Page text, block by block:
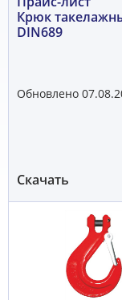
Крюк
DIN689
Обновлено
Скачать